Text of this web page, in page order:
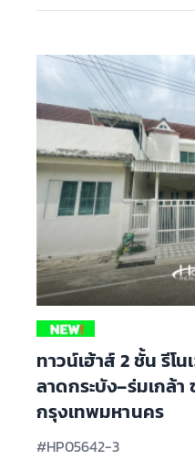
ทาวน์เฮ้าส์ 2 ชั้น รีโ
ลาดกระบัง–ร่มเกล้า
กรุงเทพมหานคร
#HP05642-3